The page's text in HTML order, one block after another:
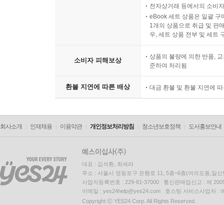
전자상거래 등에서의 소비
eBook 세트 상품은 일괄 구
1개의 상품으로 취급 및 판
우, 세트 상품 전부 및 세트
소비자 피해보상
상품의 불량에 의한 반품,
준하여 처리됨
환불 지연에 따른 배상 대금 환불 및 환불 지연에
회사소개 인재채용 이용약관 개인정보처리방침 청소년보호정책 도서홍보안내
대표 : 김석환, 최세라
주소 : 서울시 영등포구 은행로 11, 5층~6층(여의도동,일신
사업자등록번호 : 229-81-37000 통신판매업신고 : 제
이메일 : yes24help@yes24.com 호스팅 서비스사업자 :
Copyright ⓒ YES24 Corp. All Rights Reserved.